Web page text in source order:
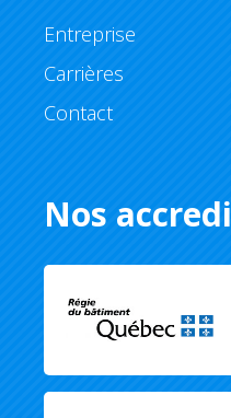
Entreprise
Carrières
Contact
Nos